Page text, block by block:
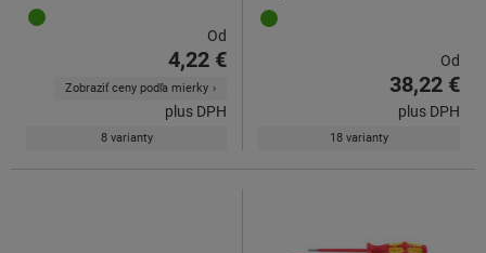
Od
4,22 €
Zobraziť ceny podľa mierky
plus DPH
8 varianty
Od
38,22 €
plus DPH
18 varianty